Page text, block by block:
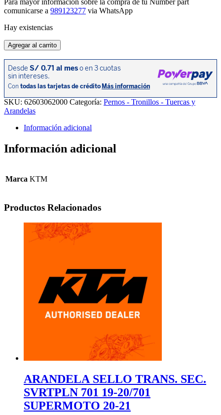
Para mayor información sobre la compra de tu Number part
comunicarse a 989123277 via WhatsApp
Hay existencias
ARANDELA
ESPECIAL
8x24MM
ALUM.
H=2.6
LC8
08-
09.
cantidad
Agregar al carrito
SKU: 62603062000 Categoría: Pernos - Tronillos - Tuercas y
Arandelas
Información adicional
Información adicional
Marca KTM
Productos Relacionados
ARANDELA SELLO TRANS. SEC.
SVRTPLN 701 19-20/701
SUPERMOTO 20-21